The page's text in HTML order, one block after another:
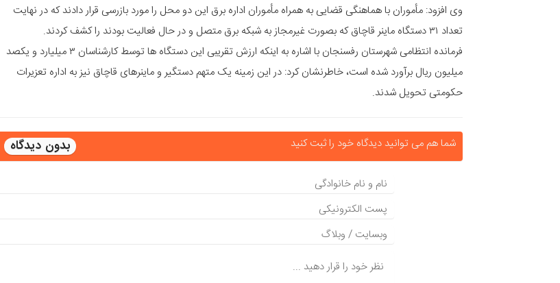
وی افزود: مأموران با هماهنگی قضایی به همراه مأموران اداره برق این دو محل را مورد بازرسی قرار دادند که در نهایت
تعداد ۳۱ دستگاه ماینر قاچاق که بصورت غیرمجاز به شبکه برق متصل و در حال فعالیت بودند را کشف کردند.
فرمانده انتظامی شهرستان رفسنجان با اشاره به اینکه ارزش تقریبی این دستگاه ها توسط کارشناسان ۳ میلیارد و یکصد
میلیون ریال برآورد شده است، خاطرنشان کرد: در این زمینه یک متهم دستگیر و ماینرهای قاچاق نیز به اداره تعزیرات
حکومتی تحویل شدند.
شما هم می توانید دیدگاه خود را ثبت کنید